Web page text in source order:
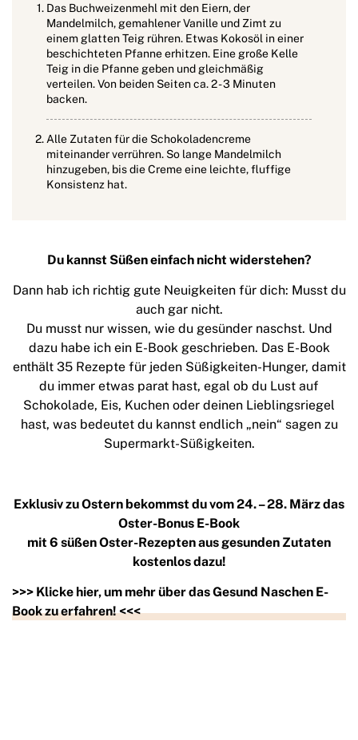
Das Buchweizenmehl mit den Eiern, der
Mandelmilch, gemahlener Vanille und Zimt zu
einem glatten Teig rühren. Etwas Kokosöl in einer
beschichteten Pfanne erhitzen. Eine große Kelle
Teig in die Pfanne geben und gleichmäßig
verteilen. Von beiden Seiten ca. 2 - 3 Minuten
backen.
Alle Zutaten für die Schokoladencreme
miteinander verrühren. So lange Mandelmilch
hinzugeben, bis die Creme eine leichte, fluffige
Konsistenz hat.
Du kannst Süßen einfach nicht widerstehen?
Dann hab ich richtig gute Neuigkeiten für dich: Musst du
auch gar nicht.
Du musst nur wissen, wie du gesünder naschst. Und
dazu habe ich ein E-Book geschrieben. Das E-Book
enthält 35 Rezepte für jeden Süßigkeiten-Hunger, damit
du immer etwas parat hast, egal ob du Lust auf
Schokolade, Eis, Kuchen oder deinen Lieblingsriegel
hast, was bedeutet du kannst endlich „nein“ sagen zu
Supermarkt-Süßigkeiten.
Exklusiv zu Ostern bekommst du vom 24. – 28. März das
Oster-Bonus E-Book
mit 6 süßen Oster-Rezepten aus gesunden Zutaten
kostenlos dazu!
>>> Klicke hier, um mehr über das Gesund Naschen E-
Book zu erfahren! <<<